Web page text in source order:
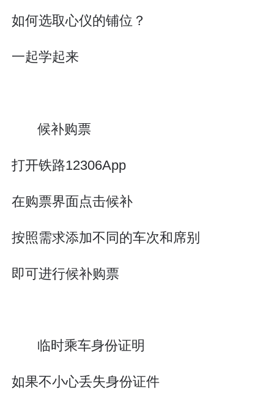
如何选取心仪的铺位？
一起学起来
候补购票
打开铁路12306App
在购票界面点击候补
按照需求添加不同的车次和席别
即可进行候补购票
临时乘车身份证明
如果不小心丢失身份证件